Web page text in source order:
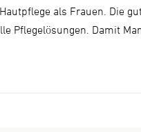
als Frauen. Die
Pflegelösungen. Damit